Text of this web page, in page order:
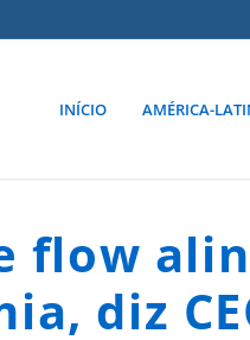
INÍCIO AMÉRICA-
flow
diz